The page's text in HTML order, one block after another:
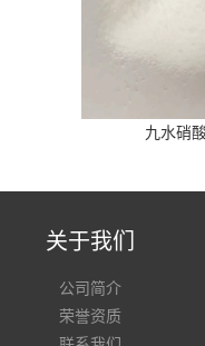
九水硝
关于我们
公司简介
荣誉资质